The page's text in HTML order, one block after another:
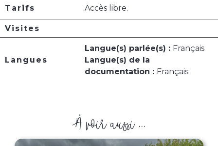
Tarifs Accès libre.
Visites
Langues
Langue(s) parlée(s) : Français
Langue(s) de la
documentation : Français
À voir aussi ...